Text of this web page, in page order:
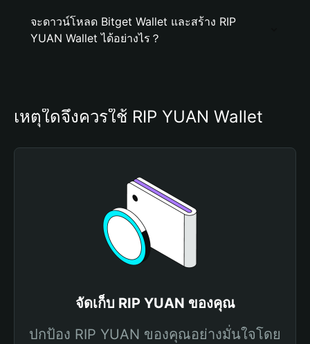
จะดาวน์โหลด Bitget Wallet และสร้าง RIP
YUAN Wallet ได้อย่างไร？
เหตุใดจึงควรใช้ RIP YUAN Wallet
จัดเก็บ RIP YUAN ของคุณ
ปกป้อง RIP YUAN ของคุณอย่างมั่นใจโดย